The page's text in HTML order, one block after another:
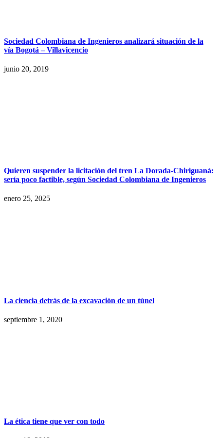
Sociedad Colombiana de Ingenieros analizará situación de la
vía Bogotá – Villavicencio
junio 20, 2019
Quieren suspender la licitación del tren La Dorada-Chiriguaná:
sería poco factible, según Sociedad Colombiana de Ingenieros
enero 25, 2025
La ciencia detrás de la excavación de un túnel
septiembre 1, 2020
La ética tiene que ver con todo